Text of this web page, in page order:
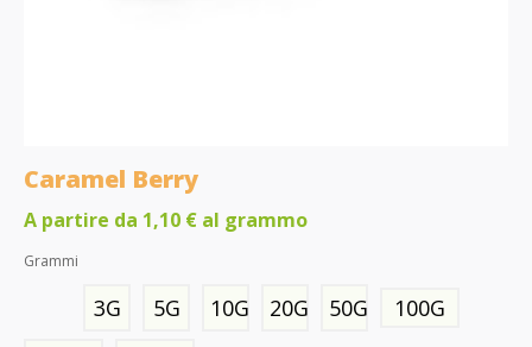
Caramel Berry
A partire da 1,10 € al grammo
Grammi
3G 5G 10G 20G 50G
100G